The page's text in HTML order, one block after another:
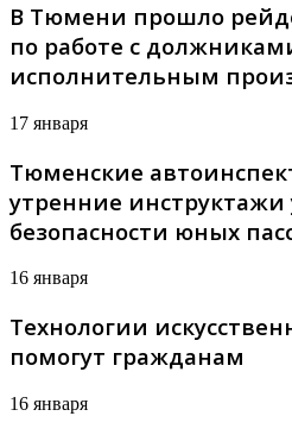
В Тюмени прошло
по работе с
исполнительным
17 января
Тюменские
утренние
безопасности юных
16 января
Технологии
помогут гражданам
16 января